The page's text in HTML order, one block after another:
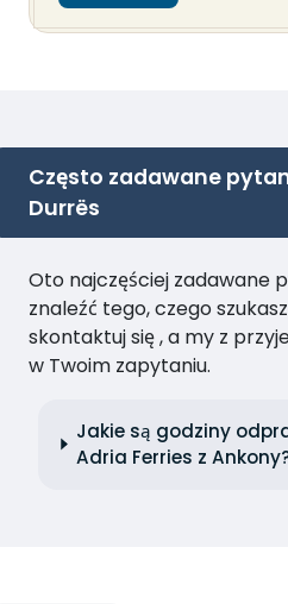
Często zadawane
Durrës
Oto najczęściej zadawane
znaleźć tego, czego
skontaktuj się , a my z
w Twoim zapytaniu.
Jakie są godziny
Adria Ferries z